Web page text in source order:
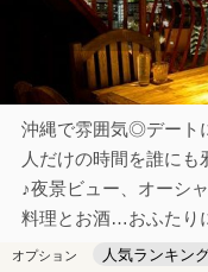
沖縄で雰囲気◎デート
人だけの時間を誰に
♪夜景ビュー、オーシ
料理とお酒…おふたり
オプション 人気ランキン